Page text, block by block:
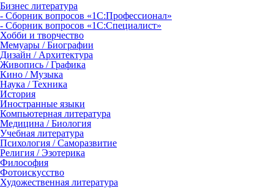
Бизнес литература
- Сборник вопросов «1С:Профессионал»
- Сборник вопросов «1С:Специалист»
Хобби и творчество
Мемуары / Биографии
Дизайн / Архитектура
Живопись / Графика
Кино / Музыка
Наука / Техника
История
Иностранные языки
Компьютерная литература
Медицина / Биология
Учебная литература
Психология / Саморазвитие
Религия / Эзотерика
Философия
Фотоискусство
Художественная литература